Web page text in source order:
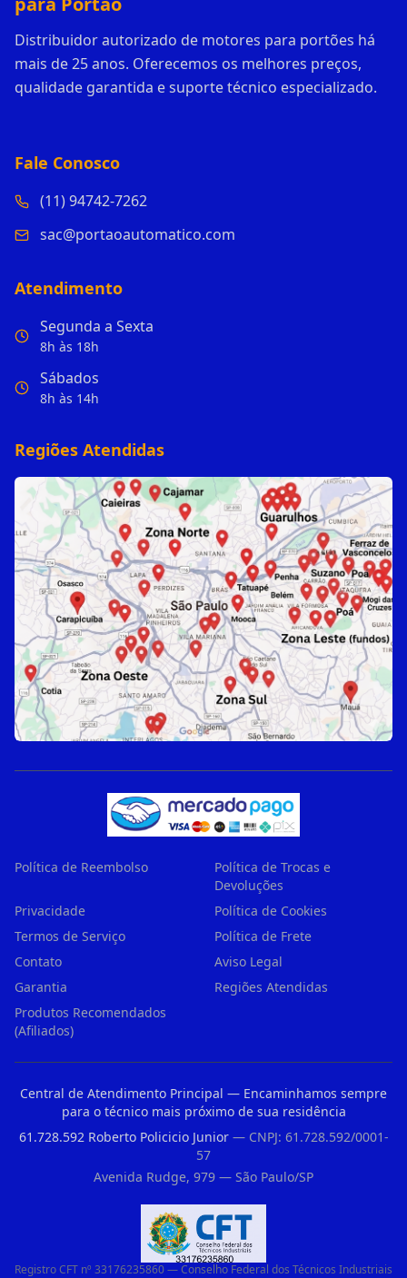
Distribuidor autorizado de motores para portões há
mais de 25 anos. Oferecemos os melhores preços,
qualidade garantida e suporte técnico especializado.
Fale Conosco
(11) 94742-7262
sac@portaoautomatico.com
Atendimento
Segunda a Sexta
8h às 18h
Sábados
8h às 14h
Regiões Atendidas
Política de Reembolso
Política de Trocas e
Devoluções
Privacidade
Política de Cookies
Termos de Serviço
Política de Frete
Contato
Aviso Legal
Garantia
Regiões Atendidas
Produtos Recomendados
(Afiliados)
Central de Atendimento Principal — Encaminhamos sempre
para o técnico mais próximo de sua residência
61.728.592 Roberto Policicio Junior— CNPJ: 61.728.592/0001-
57
Avenida Rudge, 979 — São Paulo/SP
Registro CFT nº 33176235860 — Conselho Federal dos Técnicos Industriais